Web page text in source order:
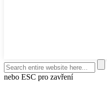
nebo ESC pro zavření